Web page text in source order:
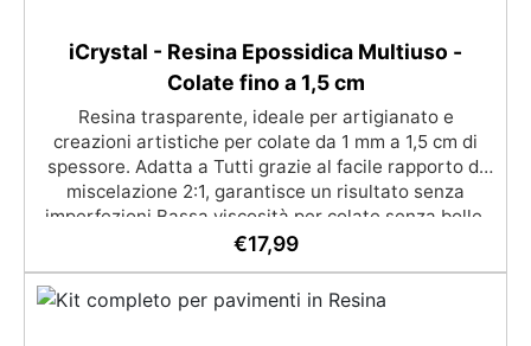
iCrystal - Resina Epossidica Multiuso -
Colate fino a 1,5 cm
Resina trasparente, ideale per artigianato e
creazioni artistiche per colate da 1 mm a 1,5 cm di
spessore. Adatta a Tutti grazie al facile rapporto di
miscelazione 2:1, garantisce un risultato senza
imperfezioni Bassa viscosità per colate senza bolle,
compatibile con legno, silicone, vetro, metallo e altri
per il contatto con la pelle, Bpa Free e senza Solventi
(Voc Free) Superficie lucida, autolivellante e con filtri
€17,99